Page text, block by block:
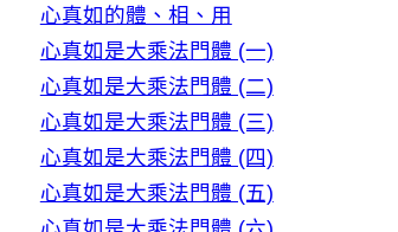
心真如的體、相、用
心真如是大乘法門體 (一)
心真如是大乘法門體 (二)
心真如是大乘法門體 (三)
心真如是大乘法門體 (四)
心真如是大乘法門體 (五)